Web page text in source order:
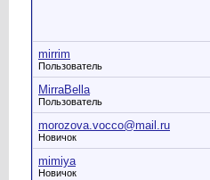
mirrim
Пользователь
MirraBella
Пользователь
morozova.vocco@mail.ru
Новичок
mimiya
Новичок